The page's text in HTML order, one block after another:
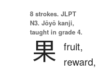
8 strokes. JLPT
N3. Jōyō kanji,
taught in grade 4.
果 fruit,
reward,